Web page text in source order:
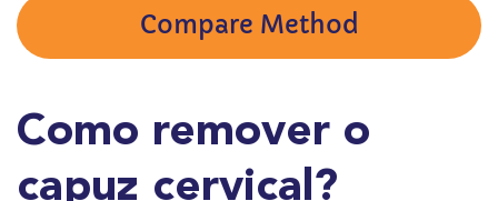
Compare Method
Como remover o
capuz cervical?